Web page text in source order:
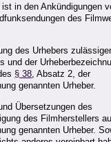
in den Ankündigungen
des
des Urhebers
und der
§ 38, Absatz 2, der
genannten Urheber.
Übersetzungen des
des Filmherstellers
genannten Urheber.